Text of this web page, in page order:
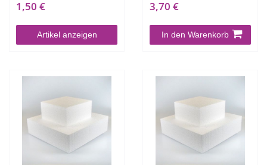
1,50 €
Artikel anzeigen
3,70 €
In den Warenkorb